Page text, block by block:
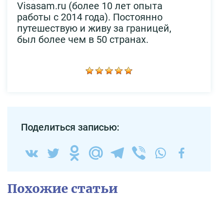
Visasam.ru (более 10 лет опыта
работы с 2014 года). Постоянно
путешествую и живу за границей,
был более чем в 50 странах.
Поделиться записью:
Похожие статьи